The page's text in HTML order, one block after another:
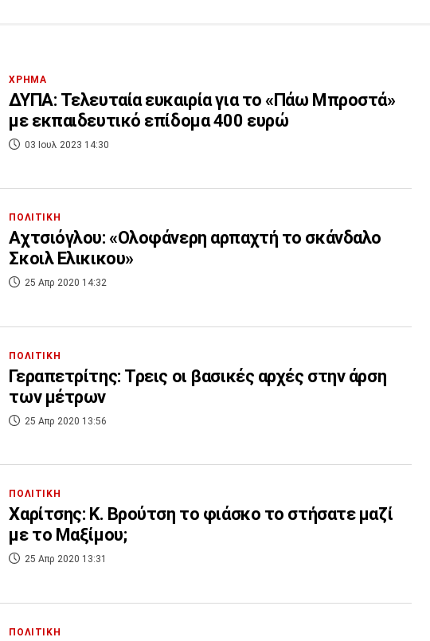
ΧΡΗΜΑ
ΔΥΠΑ: Τελευταία ευκαιρία για το «Πάω Μπροστά»
με εκπαιδευτικό επίδομα 400 ευρώ
03 Ιουλ 2023 14:30
ΠΟΛΙΤΙΚΗ
Αχτσιόγλου: «Ολοφάνερη αρπαχτή το σκάνδαλο
Σκοιλ Ελικικου»
25 Απρ 2020 14:32
ΠΟΛΙΤΙΚΗ
Γεραπετρίτης: Τρεις οι βασικές αρχές στην άρση
των μέτρων
25 Απρ 2020 13:56
ΠΟΛΙΤΙΚΗ
Χαρίτσης: Κ. Βρούτση το φιάσκο το στήσατε μαζί
με το Μαξίμου;
25 Απρ 2020 13:31
ΠΟΛΙΤΙΚΗ